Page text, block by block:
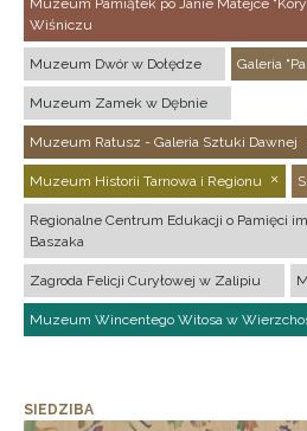
Muzeum Pamiątek po Janie Matejce
Wiśniczu
Muzeum Dwór w Dołędze Galeria
Muzeum Zamek w Dębnie
Muzeum Ratusz - Galeria Sztuki Dawnej
Muzeum Historii Tarnowa i Regionu
Regionalne Centrum Edukacji o Pamięci
Baszaka
Zagroda Felicji Curyłowej w Zalipiu
Muzeum Wincentego Witosa w
SIEDZIBA